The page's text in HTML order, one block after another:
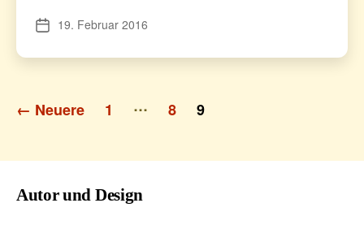
Veröffentlichungsdatum
19. Februar 2016
Seitennummerierung
Beiträge
← Neuere 1 … 8 9
Autor und Design